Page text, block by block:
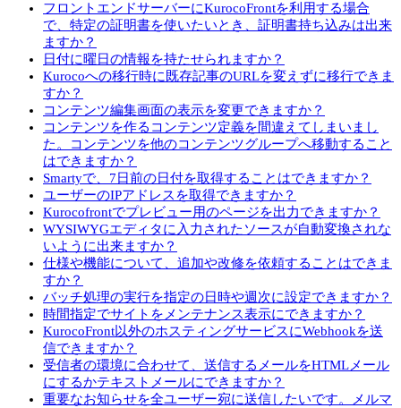
フロントエンドサーバーにKurocoFrontを利用する場合
で、特定の証明書を使いたいとき、証明書持ち込みは出来
ますか？
日付に曜日の情報を持たせられますか？
Kurocoへの移行時に既存記事のURLを変えずに移行できま
すか？
コンテンツ編集画面の表示を変更できますか？
コンテンツを作るコンテンツ定義を間違えてしまいまし
た。コンテンツを他のコンテンツグループへ移動すること
はできますか？
Smartyで、7日前の日付を取得することはできますか？
ユーザーのIPアドレスを取得できますか？
Kurocofrontでプレビュー用のページを出力できますか？
WYSIWYGエディタに入力されたソースが自動変換されな
いように出来ますか？
仕様や機能について、追加や改修を依頼することはできま
すか？
バッチ処理の実行を指定の日時や週次に設定できますか？
時間指定でサイトをメンテナンス表示にできますか？
KurocoFront以外のホスティングサービスにWebhookを送
信できますか？
受信者の環境に合わせて、送信するメールをHTMLメール
にするかテキストメールにできますか？
重要なお知らせを全ユーザー宛に送信したいです。メルマ